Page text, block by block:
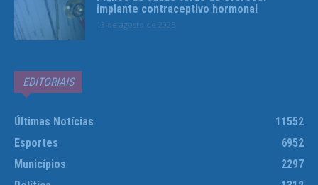
implante contraceptivo hormonal
13 de agosto de 2025
EDITORIAIS
Últimas Notícias
11552
Esportes
6952
Municípios
2297